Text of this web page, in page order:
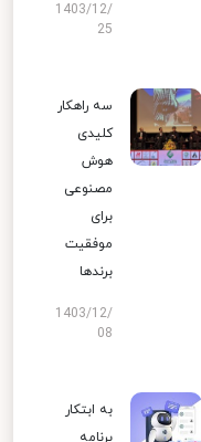
1403/12/
25
سه راهکار
کلیدی
هوش
مصنوعی
برای
موفقیت
برندها
1403/12/
08
به ابتکار
برنامه